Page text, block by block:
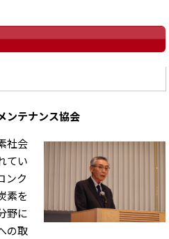
ンテナンス協会
社会
てい
ンク
素を
野に
の取